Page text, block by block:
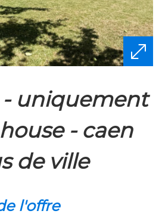
- caen
de ville
l'offre